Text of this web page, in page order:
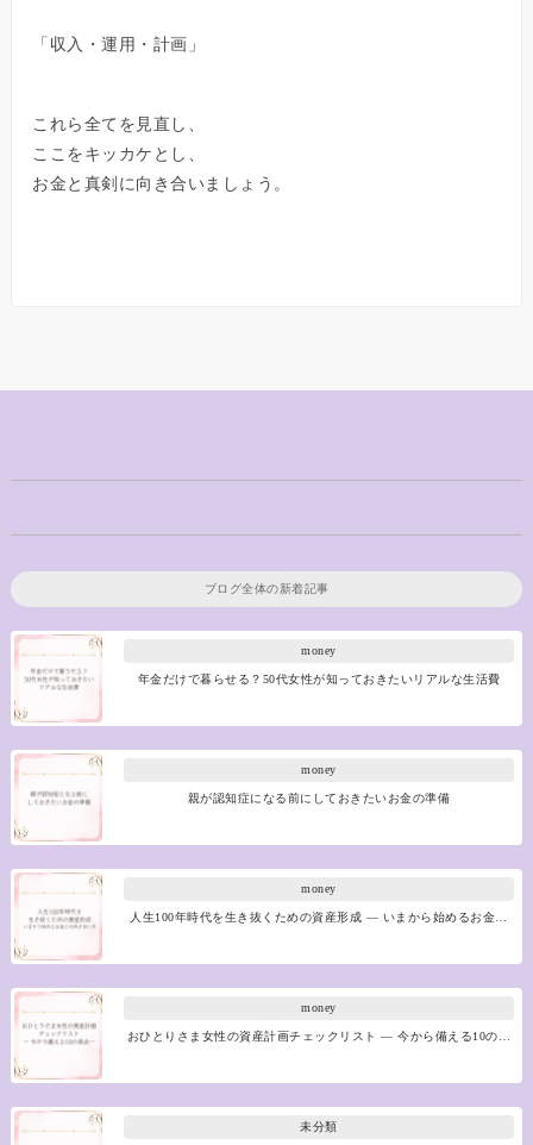
「収入・運用・計画」
これら全てを見直し、
ここをキッカケとし、
お金と真剣に向き合いましょう。
ブログ全体の新着記事
money
年金だけで暮らせる？50代女性が知っておきたいリアルな生活費
money
親が認知症になる前にしておきたいお金の準備
money
人生100年時代を生き抜くための資産形成 ― いまから始めるお金…
money
おひとりさま女性の資産計画チェックリスト ― 今から備える10の…
未分類